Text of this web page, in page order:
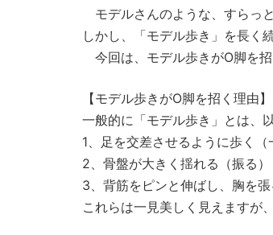
モデルさんのような、すらっ
しかし、「モデル歩き」を長く
今回は、モデル歩きがO脚を
【モデル歩きがO脚を招く理由】
一般的に「モデル歩き」とは、
1、足を交差させるように歩く（
2、骨盤が大きく揺れる（振る）
3、背筋をピンと伸ばし、胸を張
これらは一見美しく見えますが